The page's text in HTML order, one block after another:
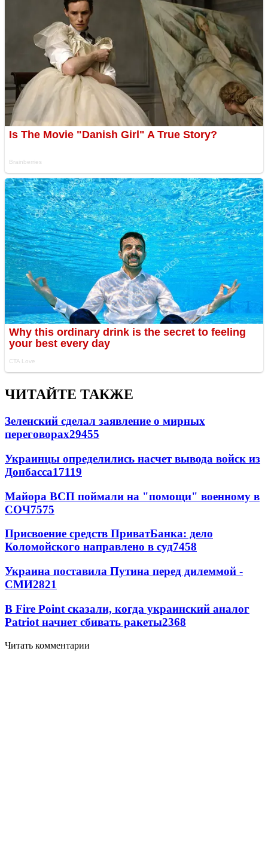
ЧИТАЙТЕ ТАКЖЕ
Зеленский сделал заявление о мирных
переговорах29455
Украинцы определились насчет вывода войск из
Донбасса17119
Майора ВСП поймали на "помощи" военному в
СОЧ7575
Присвоение средств ПриватБанка: дело
Коломойского направлено в суд7458
Украина поставила Путина перед дилеммой -
СМИ2821
В Fire Point сказали, когда украинский аналог
Patriot начнет сбивать ракеты2368
Читать комментарии